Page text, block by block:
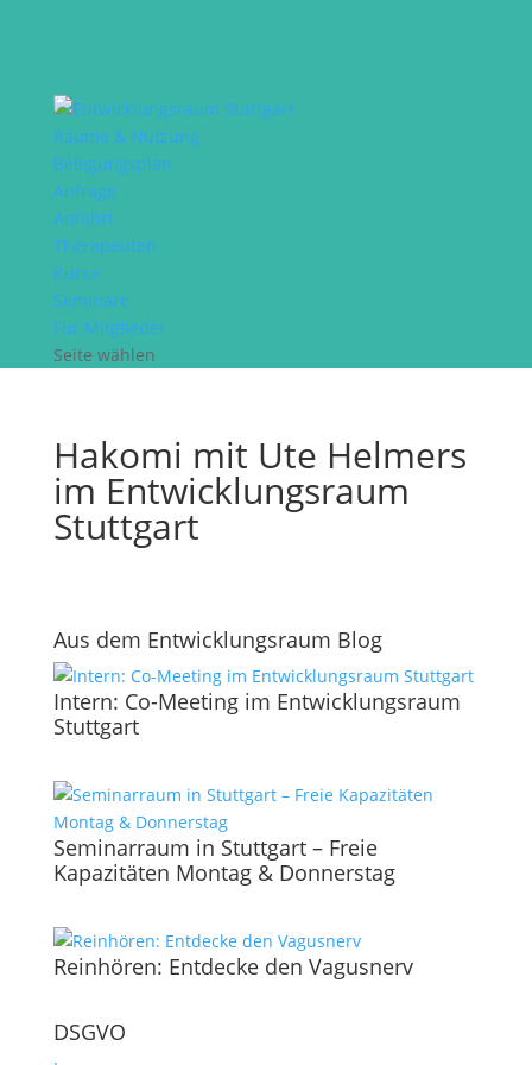
Räume & Nutzung
Belegungsplan
Anfrage
Anfahrt
Therapeuten
Kurse
Seminare
Für Mitglieder
Seite wählen
Hakomi mit Ute Helmers
im Entwicklungsraum
Stuttgart
Aus dem Entwicklungsraum Blog
Intern: Co-Meeting im Entwicklungsraum
Stuttgart
Seminarraum in Stuttgart – Freie
Kapazitäten Montag & Donnerstag
Reinhören: Entdecke den Vagusnerv
DSGVO